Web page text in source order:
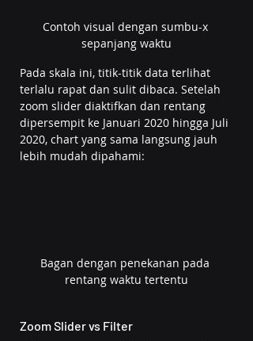
Contoh visual dengan sumbu-x
sepanjang waktu
Pada skala ini, titik-titik data terlihat
terlalu rapat dan sulit dibaca. Setelah
zoom slider diaktifkan dan rentang
dipersempit ke Januari 2020 hingga Juli
2020, chart yang sama langsung jauh
lebih mudah dipahami:
Bagan dengan penekanan pada
rentang waktu tertentu
Zoom Slider vs Filter